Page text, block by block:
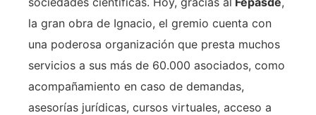
la gran obra de Ignacio, el gremio cuenta con
una poderosa organización que presta muchos
servicios a sus más de 60.000 asociados, como
acompañamiento en caso de demandas,
asesorías jurídicas, cursos virtuales, acceso a